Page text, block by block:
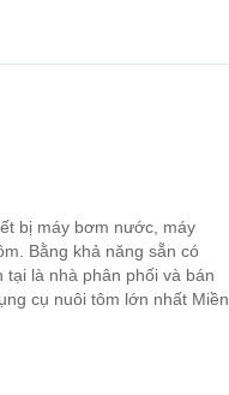
bị máy bơm nước, máy
Bằng khả năng sẵn có
là nhà phân phối và bán
cụ nuôi tôm lớn nhất Miền